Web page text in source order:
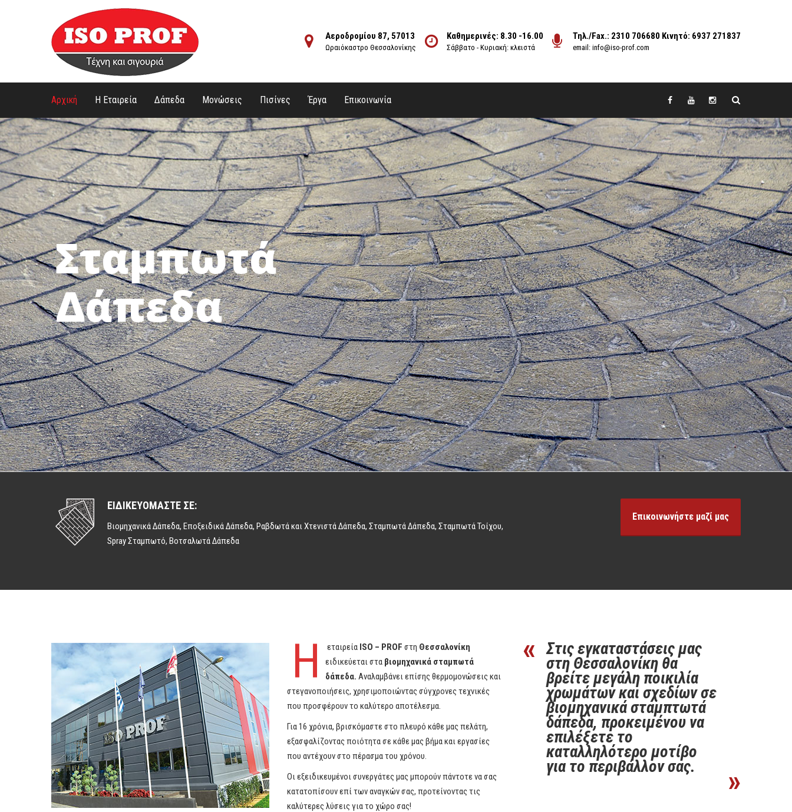
Αεροδρομίου 87, 57013
Ωραιόκαστρο Θεσσαλονίκης
Καθημερινές: 8.30 -16.00
Σάββατο - Κυριακή: κλειστά
Τηλ./Fax.: 2310 706680 Κινητό: 6937 271837
email: info@iso-prof.com
Αρχική Η Εταιρεία Δάπεδα Μονώσεις Πισίνες Έργα Επικοινωνία
Βιομηχανικά
Δάπεδα
ΕΙΔΙΚΕΥΟΜΑΣΤΕ ΣΕ:
Βιομηχανικά Δάπεδα, Εποξειδικά Δάπεδα, Ραβδωτά και Χτενιστά Δάπεδα, Σταμπωτά Δάπεδα, Σταμπωτά Τοίχου,
Spray Σταμπωτό, Βοτσαλωτά Δάπεδα
Επικοινωνήστε μαζί μας
Η εταιρεία ISO – PROF στη Θεσσαλονίκη
ειδικεύεται στα βιομηχανικά σταμπωτά
δάπεδα. Αναλαμβάνει επίσης θερμομονώσεις και
στεγανοποιήσεις, χρησιμοποιώντας σύγχρονες τεχνικές
που προσφέρουν το καλύτερο αποτέλεσμα.
Για 16 χρόνια, βρισκόμαστε στο πλευρό κάθε μας πελάτη,
εξασφαλίζοντας ποιότητα σε κάθε μας βήμα και εργασίες
που αντέχουν στο πέρασμα του χρόνου.
Οι εξειδικευμένοι συνεργάτες μας μπορούν πάντοτε να σας
κατατοπίσουν επί των αναγκών σας, προτείνοντας τις
καλύτερες λύσεις για το χώρο σας!
Στις εγκαταστάσεις μας
στη Θεσσαλονίκη θα
βρείτε μεγάλη ποικιλία
χρωμάτων και σχεδίων σε
βιομηχανικά σταμπτωτά
δάπεδα, προκειμένου να
επιλέξετε το
καταλληλότερο μοτίβο
για το περιβάλλον σας.